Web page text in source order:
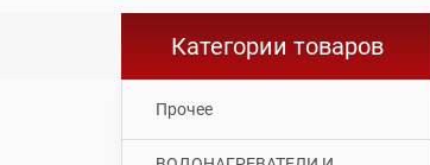
Категории товаров
Прочее